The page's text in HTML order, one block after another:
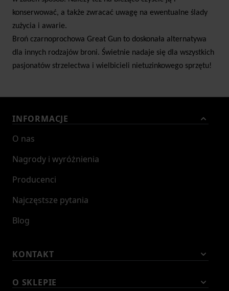
konserwować, a także zwracać uwagę na ewentualne ślady
zużycia i awarie.
Broń czarnoprochowa Great Gun to doskonała alternatywa
dla innych rodzajów broni. Świetnie nadaje się dla wszystkich
pasjonatów strzelectwa i wielbicieli nietuzinkowego sprzętu!
INFORMACJE
O nas
Nagrody i wyróżnienia
Producenci
Najczęstsze pytania
Blog
KONTAKT
O SKLEPIE